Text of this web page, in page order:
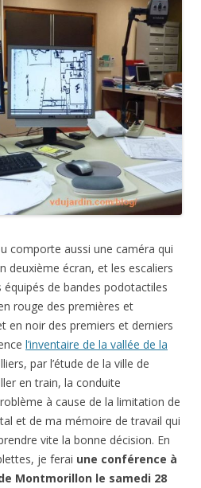
comporte aussi une caméra qui
deuxième écran, et les escaliers
de bandes podotactiles
rouge des premières et
en noir des premiers et derniers
l’inventaire de la vallée de la
par l’étude de la ville de
en train, la conduite
à cause de la limitation de
et de ma mémoire de travail qui
vite la bonne décision. En
je ferai une conférence à
Montmorillon le samedi 28